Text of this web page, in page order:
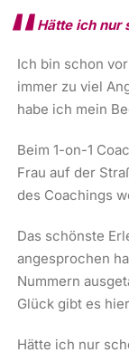
Hätte ich nur
Ich bin schon
immer zu viel
habe ich mein
Beim 1-on-1
Frau auf der
des Coachings
Das schönste
angesprochen
Nummern
Glück gibt es
Hätte ich nur